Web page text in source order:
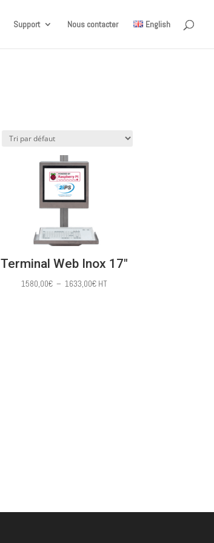
Support Nous contacter English
Terminal Web Inox 17″
1580,00€ – 1633,00€Plage
HT